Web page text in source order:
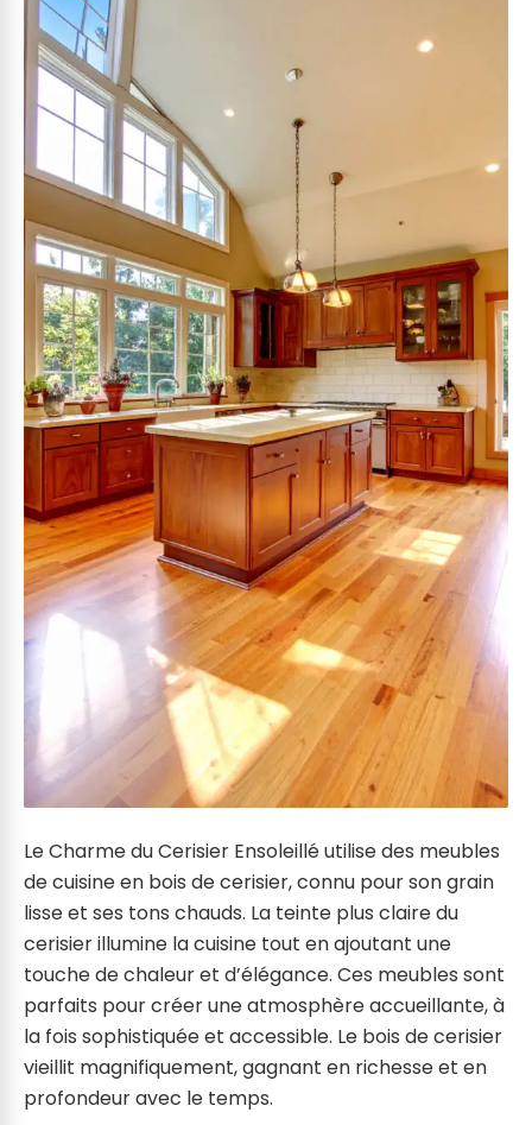
Le Charme du Cerisier Ensoleillé utilise des meubles
de cuisine en bois de cerisier, connu pour son grain
lisse et ses tons chauds. La teinte plus claire du
cerisier illumine la cuisine tout en ajoutant une
touche de chaleur et d’élégance. Ces meubles sont
parfaits pour créer une atmosphère accueillante, à
la fois sophistiquée et accessible. Le bois de cerisier
vieillit magnifiquement, gagnant en richesse et en
profondeur avec le temps.